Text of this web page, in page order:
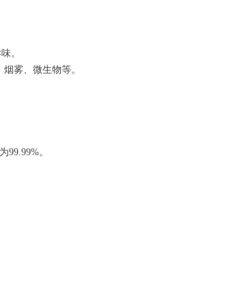
。
雾、微生物等。
99.99%。